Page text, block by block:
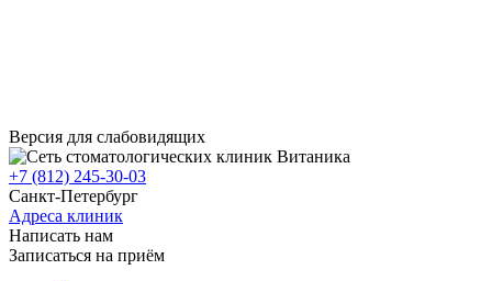
Версия для слабовидящих
+7 (812) 245-30-03
Санкт-Петербург
Адреса клиник
Написать нам
Записаться на приём